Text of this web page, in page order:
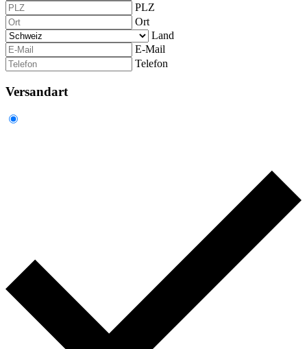
PLZ
Ort
Land
E-Mail
Telefon
Versandart